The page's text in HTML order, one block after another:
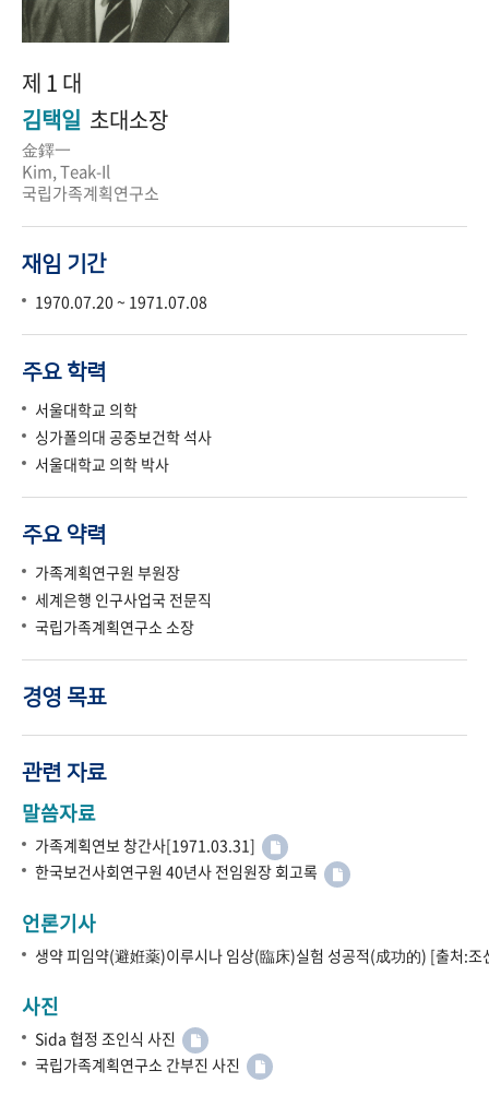
제 1 대
김택일 초대소장
金鐸一
Kim, Teak-Il
국립가족계획연구소
재임 기간
1970.07.20 ~ 1971.07.08
주요 학력
서울대학교 의학
싱가폴의대 공중보건학 석사
서울대학교 의학 박사
주요 약력
가족계획연구원 부원장
세계은행 인구사업국 전문직
국립가족계획연구소 소장
경영 목표
관련 자료
말씀자료
가족계획연보 창간사[1971.03.31]
한국보건사회연구원 40년사 전임원장 회고록
언론기사
생약 피임약(避姙薬)이루시나 임상(臨床)실험 성공적(成功的) [출처:
사진
Sida 협정 조인식 사진
국립가족계획연구소 간부진 사진